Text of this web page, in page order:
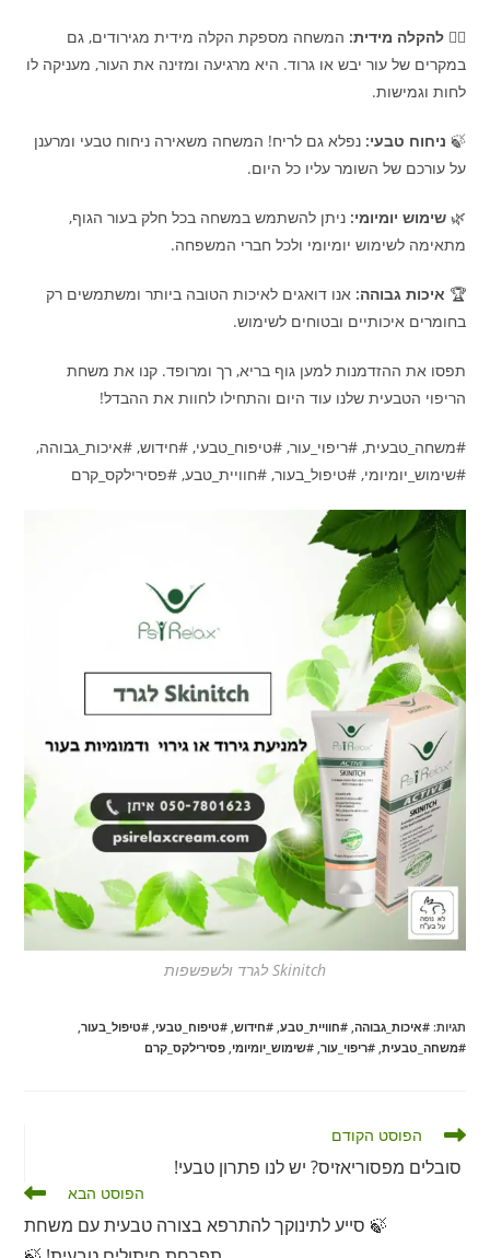
💆‍♀️להקלה מידית: המשחה מספקת הקלה מידית מגירודים, גם
במקרים של עור יבש או גרוד. היא מרגיעה ומזינה את העור, מעניקה לו
לחות וגמישות.
🍃 ניחוח טבעי: נפלא גם לריח! המשחה משאירה ניחוח טבעי ומרענן
על עורכם של השומר עליו כל היום.
🌿שימוש יומיומי: ניתן להשתמש במשחה בכל חלק בעור הגוף,
מתאימה לשימוש יומיומי ולכל חברי המשפחה.
🏆 איכות גבוהה: אנו דואגים לאיכות הטובה ביותר ומשתמשים רק
בחומרים איכותיים ובטוחים לשימוש.
תפסו את ההזדמנות למען גוף בריא, רך ומרופד. קנו את משחת
הריפוי הטבעית שלנו עוד היום והתחילו לחוות את ההבדל!
#משחה_טבעית, #ריפוי_עור, #טיפוח_טבעי, #חידוש, #איכות_גבוהה,
#שימוש_יומיומי, #טיפול_בעור, #חוויית_טבע, #פסירילקס_קרם
Skinitch לגרד ולשפשפות
תגיות:#איכות_גבוהה, #חוויית_טבע, #חידוש, #טיפוח_טבעי, #טיפול_בעור,
#משחה_טבעית, #ריפוי_עור, #שימוש_יומיומי, פסירילקס_קרם
לקרוא
מאמרים
נוספים
הפוסט הקודם
סובלים מפסוריאזיס? יש לנו פתרון טבעי!
הפוסט הבא
🍃 סייע לתינוקך להתרפא בצורה טבעית עם משחת